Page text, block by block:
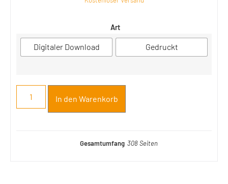
Art
Digitaler Download Gedruckt
In den Warenkorb
Gesamtumfang 308 Seiten